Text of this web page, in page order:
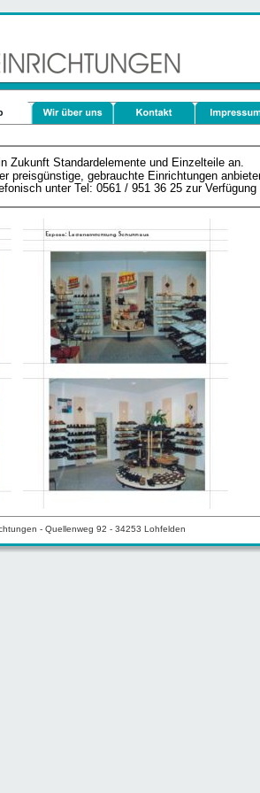
- Quellenweg 92 - 34253 Lohfelden
Zukunft Standardelemente und Einzelteile an.
preisgünstige, gebrauchte Einrichtungen
unter Tel: 0561 / 951 36 25 zur Verfügung